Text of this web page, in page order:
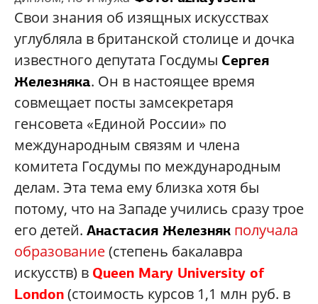
Свои знания об изящных искусствах
углубляла в британской столице и дочка
известного депутата Госдумы Сергея
Железняка. Он в настоящее время
совмещает посты замсекретаря
генсовета «Единой России» по
международным связям и члена
комитета Госдумы по международным
делам. Эта тема ему близка хотя бы
потому, что на Западе учились сразу трое
его детей. Анастасия Железняк получала
образование(степень бакалавра
искусств) в Queen Mary University of
London(стоимость курсов 1,1 млн руб. в